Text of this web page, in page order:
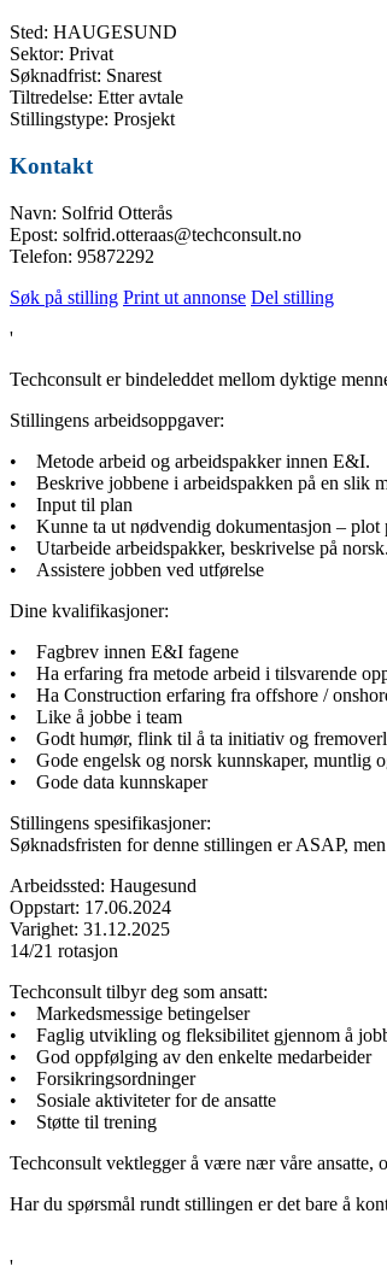
Sted: HAUGESUND
Sektor: Privat
Søknadfrist: Snarest
Tiltredelse: Etter avtale
Stillingstype: Prosjekt
Kontakt
Navn: Solfrid Otterås
Epost: solfrid.otteraas@techconsult.no
Telefon: 95872292
Søk på stilling Print ut annonse Del stilling
'
Techconsult er bindeleddet mellom dyktige
Stillingens arbeidsoppgaver:
• Metode arbeid og arbeidspakker innen E&I.
• Beskrive jobbene i arbeidspakken på en slik
• Input til plan
• Kunne ta ut nødvendig dokumentasjon – plot
• Utarbeide arbeidspakker, beskrivelse på norsk.
• Assistere jobben ved utførelse
Dine kvalifikasjoner:
• Fagbrev innen E&I fagene
• Ha erfaring fra metode arbeid i tilsvarende
• Ha Construction erfaring fra offshore /
• Like å jobbe i team
• Godt humør, flink til å ta initiativ og
• Gode engelsk og norsk kunnskaper, muntlig
• Gode data kunnskaper
Stillingens spesifikasjoner:
Søknadsfristen for denne stillingen er ASAP,
Arbeidssted: Haugesund
Oppstart: 17.06.2024
Varighet: 31.12.2025
14/21 rotasjon
Techconsult tilbyr deg som ansatt:
• Markedsmessige betingelser
• Faglig utvikling og fleksibilitet gjennom å
• God oppfølging av den enkelte medarbeider
• Forsikringsordninger
• Sosiale aktiviteter for de ansatte
• Støtte til trening
Techconsult vektlegger å være nær våre ansatte,
Har du spørsmål rundt stillingen er det bare å
'